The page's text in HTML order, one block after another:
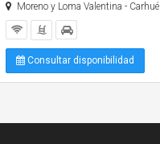
Moreno y Loma Valentina - Carhué
Consultar disponibilidad